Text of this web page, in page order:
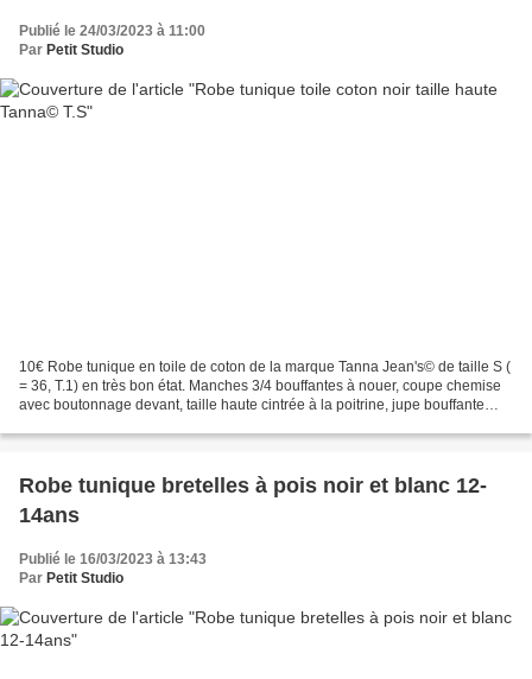
Publié le 24/03/2023 à 11:00
Par Petit Studio
10€ Robe tunique en toile de coton de la marque Tanna Jean's© de taille S (
= 36, T.1) en très bon état. Manches 3/4 bouffantes à nouer, coupe chemise
avec boutonnage devant, taille haute cintrée à la poitrine, jupe bouffante
Robe tunique bretelles à pois noir et blanc 12-
14ans
Publié le 16/03/2023 à 13:43
Par Petit Studio